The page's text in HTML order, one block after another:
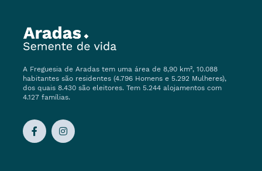
A Freguesia de Aradas tem uma área de 8,90 km², 10.088
habitantes são residentes (4.796 Homens e 5.292 Mulheres),
dos quais 8.430 são eleitores. Tem 5.244 alojamentos com
4.127 famílias.